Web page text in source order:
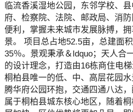
临流香溪湿地公园，东邻学校、
府、检察院、法院、邮政局、消
便利，掌握未来城市发展脉搏，
景。 项目总占地52.5亩，总建面
35％。景观秉承＆ldquo；天人合
的设计理念，打造由16栋商住电梯
桐柏县唯一的低、中、高层花园
腾华府公园环抱，交通四通八达
属于桐柏县城东核心地区，随着